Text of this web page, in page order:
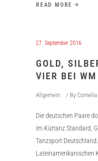
READ MORE
27. September 2016
GOLD,
VIER BEI
Allgemein By
Die deutschen Paare
im Kürtanz Standard,
Tanzsport
Lateinamerikanischen